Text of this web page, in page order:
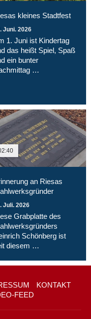
kleines Stadtfest
Juni. 2026
1. Juni ist Kindertag
das heißt Spiel, Spaß
ein bunter
…
an Riesas
Juli. 2026
Grabplatte des
Schönberg ist
diesem …
KONTAKT
FEED